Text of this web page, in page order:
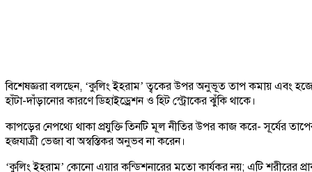
বিশেষজ্ঞরা বলছেন, ‘কুলিং ইহরাম’ ত্বকের উপর অনুভূত তাপ কমায় এবং
হাঁটা-দাঁড়ানোর কারণে ডিহাইড্রেশন ও হিট স্ট্রোকের ঝুঁকি থাকে।
কাপড়ের নেপথ্যে থাকা প্রযুক্তি তিনটি মূল নীতির উপর কাজ করে- সূর্যের
হজযাত্রী ভেজা বা অস্বস্তিকর অনুভব না করেন।
‘কুলিং ইহরাম’ কোনো এয়ার কন্ডিশনারের মতো কার্যকর নয়; এটি শরীরের